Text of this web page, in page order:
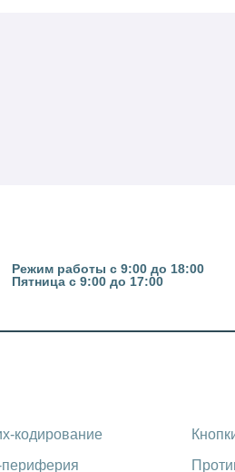
Режим работы с 9:00 до 18:00
Пятница с 9:00 до 17:00
кодирование
периферия